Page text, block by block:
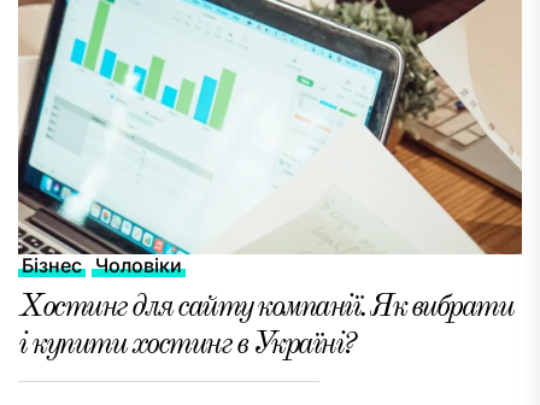
Бізнес Чоловіки
Хостинг для сайту компанії. Як вибрати
і купити хостинг в Україні?